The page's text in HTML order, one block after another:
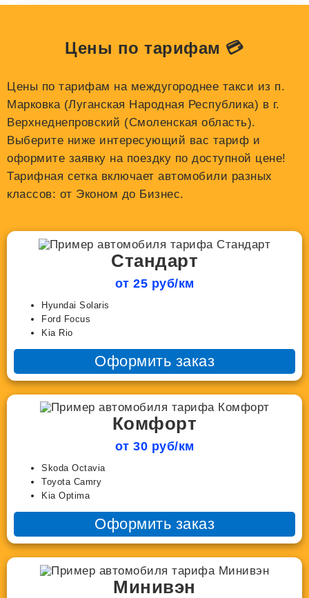
Цены по тарифам 💳
Цены по тарифам на междугороднее такси из п.
Марковка (Луганская Народная Республика) в г.
Верхнеднепровский (Смоленская область).
Выберите ниже интересующий вас тариф и
оформите заявку на поездку по доступной цене!
Тарифная сетка включает автомобили разных
классов: от Эконом до Бизнес.
Стандарт
от 25 руб/км
Hyundai Solaris
Ford Focus
Kia Rio
Оформить заказ
Комфорт
от 30 руб/км
Skoda Octavia
Toyota Camry
Kia Optima
Оформить заказ
Минивэн